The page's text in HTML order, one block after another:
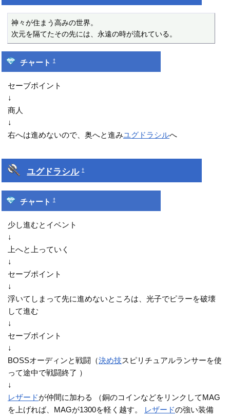
神々が住まう高みの世界。
次元を隔てたその先には、永遠の時が流れている。
チャート †
セーブポイント
↓
商人
↓
右へは進めないので、奥へと進みユグドラシルへ
ユグドラシル †
チャート †
少し進むとイベント
↓
上へと上っていく
↓
セーブポイント
↓
浮いてしまって先に進めないところは、光子でピラーを破壊
して進む
↓
セーブポイント
↓
BOSSオーディンと戦闘（決め技スピリチュアルランサーを使
って途中で戦闘終了 ）
↓
レザードが仲間に加わる （銅のコインなどをリンクしてMAG
を上げれば、MAGが1300を軽く越す。
レザードの強い装備